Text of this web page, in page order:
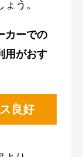
う。
カーでの
用がおす
良好